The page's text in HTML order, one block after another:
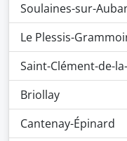
Soulaines-sur-
Le Plessis-
Saint-Clément-de-
Briollay
Cantenay-Épinard